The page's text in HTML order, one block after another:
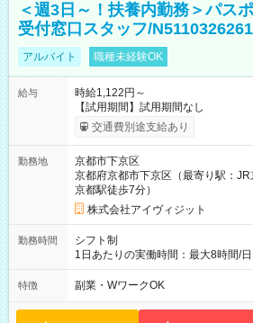
＜週3日～！扶養内勤務＞パス
受付窓口スタッフ/
アルバイト 職種未経験OK
給与
時給1,122円～
【試用期間】試用期間なし
交通費別途支給あり
勤務地
京都市下京区
京都府京都市下京区（最寄り駅：
京都駅徒歩7分）
株式会社アイヴィジット
勤務時間
シフト制
1日あたりの実働時間：最大8時間/
16:30 【火木】：8:45～19:00 週3日～OK、シフト制 ※扶養内
勤務OK ※月1回～2回程度、日曜日出勤をお願いします。 ※時間
ん。
特徴 副業・WワークOK